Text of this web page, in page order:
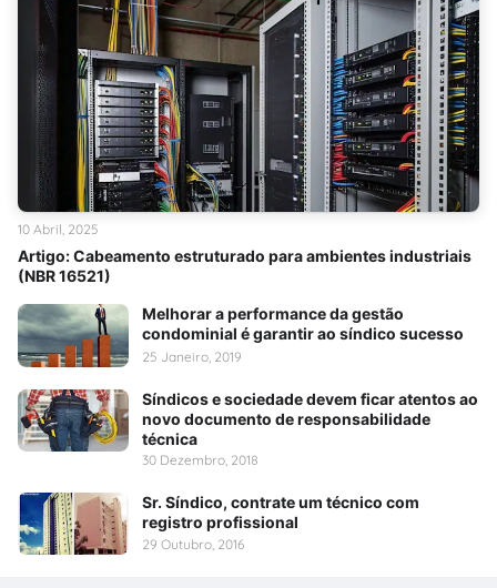
Artigo: Cabeamento estruturado para ambientes industriais
(NBR 16521)
10 Abril, 2025
Melhorar a performance da gestão
condominial é garantir ao síndico sucesso
25 Janeiro, 2019
Síndicos e sociedade devem ficar atentos ao
novo documento de responsabilidade
técnica
30 Dezembro, 2018
Sr. Síndico, contrate um técnico com
registro profissional
29 Outubro, 2016